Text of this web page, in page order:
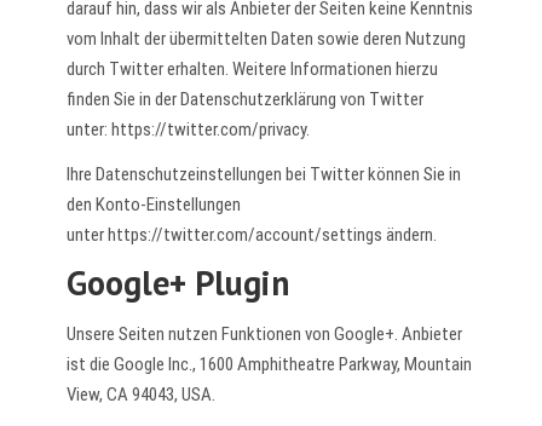
darauf hin, dass wir als Anbieter der Seiten keine Kenntnis
vom Inhalt der übermittelten Daten sowie deren Nutzung
durch Twitter erhalten. Weitere Informationen hierzu
finden Sie in der Datenschutzerklärung von Twitter
unter: https://twitter.com/privacy.
Ihre Datenschutzeinstellungen bei Twitter können Sie in
den Konto-Einstellungen
unterhttps://twitter.com/account/settings ändern.
Google+ Plugin
Unsere Seiten nutzen Funktionen von Google+. Anbieter
ist die Google Inc., 1600 Amphitheatre Parkway, Mountain
View, CA 94043, USA.